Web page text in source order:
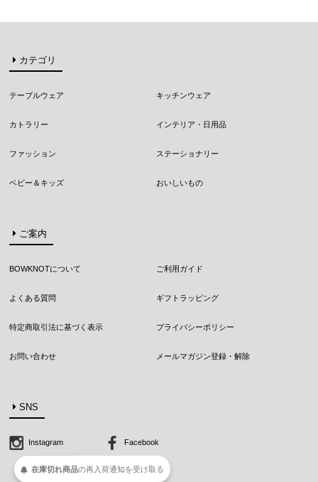
カテゴリ
テーブルウェア キッチンウェア
カトラリー インテリア・日用品
ファッション ステーショナリー
ベビー＆キッズ おいしいもの
ご案内
BOWKNOTについて ご利用ガイド
よくある質問 ギフトラッピング
特定商取引法に基づく表示 プライバシーポリシー
お問い合わせ メールマガジン登録・解除
SNS
Instagram Facebook
在庫切れ商品の再入荷通知を受け取る